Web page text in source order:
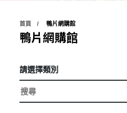
首頁 鴨片網購館
鴨片網購館
請選擇類別